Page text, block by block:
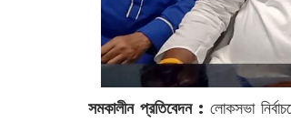
সমকালীন প্রতিবেদন : লোকসভা